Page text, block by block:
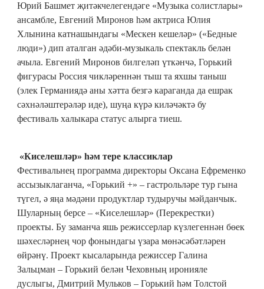
Юрий Башмет җитәкчелегендәге «Музыка солистлары»
ансамбле, Евгений Миронов һәм актриса Юлия
Хлынина катнашындагы «Мескен кешеләр» («Бедные
люди») дип аталган әдәби-музыкаль спектакль белән
ачыла. Евгений Миронов билгеләп үткәнчә, Горький
фигурасы Россия чикләреннән тыш та яхшы таныш
(элек Германиядә аны хәтта безгә караганда да ешрак
сәхнәләштерәләр иде), шуңа күрә киләчәктә бу
фестиваль халыкара статус алырга тиеш.
«Киселешләр» һәм тере классиклар
Фестивальнең программа директоры Оксана Ефременко
ассызыклаганча, «Горький +» – гастрольләре тур гына
түгел, ә яңа мәдәни продуктлар тудыручы мәйданчык.
Шуларның берсе – «Киселешләр» (Перекрестки)
проекты. Бу заманча яшь режиссерлар күзлегеннән бөек
шәхесләрнең чор фонындагы үзара мөнәсәбәтләрен
өйрәнү. Проект кысаларында режиссер Галина
Зальцман – Горький белән Чеховның иронияле
дуслыгы, Дмитрий Мульков – Горький һәм Толстой